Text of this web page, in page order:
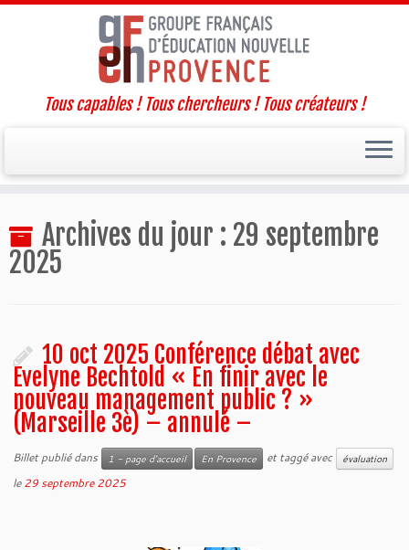
au
contenu
Tous capables ! Tous chercheurs ! Tous créateurs !
Archives du jour : 29 septembre
2025
10 oct 2025 Conférence débat avec
Evelyne Bechtold « En finir avec le
nouveau management public ? »
(Marseille 3è) – annulé –
Billet publié dans 1 - page d'accueil En Provence et taggé avec évaluation
le29 septembre 2025